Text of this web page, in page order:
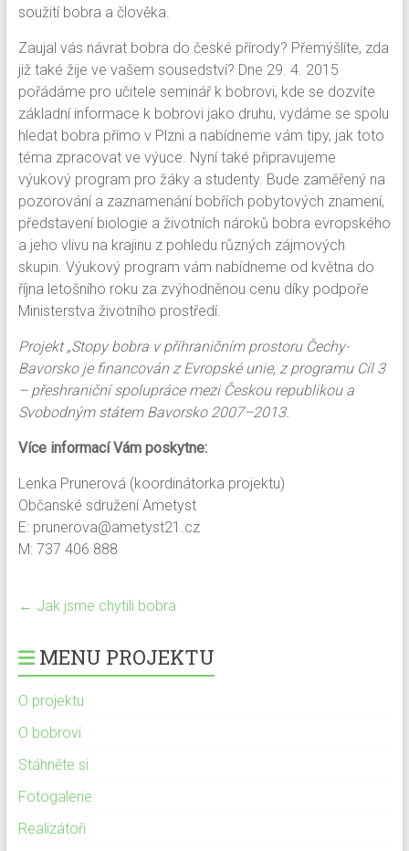
soužití bobra a člověka.
Zaujal vás návrat bobra do české přírody? Přemýšlíte, zda
již také žije ve vašem sousedství? Dne 29. 4. 2015
pořádáme pro učitele seminář k bobrovi, kde se dozvíte
základní informace k bobrovi jako druhu, vydáme se spolu
hledat bobra přímo v Plzni a nabídneme vám tipy, jak toto
téma zpracovat ve výuce. Nyní také připravujeme
výukový program pro žáky a studenty. Bude zaměřený na
pozorování a zaznamenání bobřích pobytových znamení,
představení biologie a životních nároků bobra evropského
a jeho vlivu na krajinu z pohledu různých zájmových
skupin. Výukový program vám nabídneme od května do
října letošního roku za zvýhodněnou cenu díky podpoře
Ministerstva životního prostředí.
Projekt „Stopy bobra v příhraničním prostoru Čechy-
Bavorsko je financován z Evropské unie, z programu Cíl 3
– přeshraniční spolupráce mezi Českou republikou a
Svobodným státem Bavorsko 2007–2013.
Více informací Vám poskytne:
Lenka Prunerová (koordinátorka projektu)
Občanské sdružení Ametyst
E: prunerova@ametyst21.cz
M: 737 406 888
← Jak jsme chytili bobra
MENU PROJEKTU
O projektu
O bobrovi
Stáhněte si
Fotogalerie
Realizátoři